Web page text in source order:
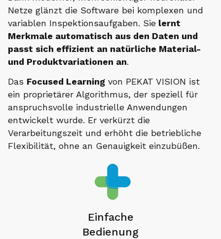
Netze glänzt die Software bei komplexen und
variablen Inspektionsaufgaben. Sie lernt
Merkmale automatisch aus den Daten und
passt sich effizient an natürliche Material-
und Produktvariationen an.
Das Focused Learning von PEKAT VISION ist
ein proprietärer Algorithmus, der speziell für
anspruchsvolle industrielle Anwendungen
entwickelt wurde. Er verkürzt die
Verarbeitungszeit und erhöht die betriebliche
Flexibilität, ohne an Genauigkeit einzubüßen.
Einfache
Bedienung